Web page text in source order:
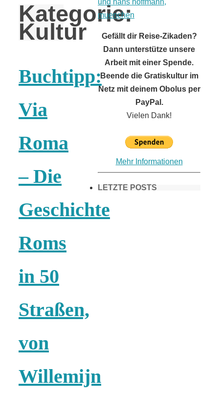
Kategorie:
Kultur
Buchtipp:
Via
Roma
– Die
Geschichte
Roms
in 50
Straßen,
von
Willemijn
Gefällt dir Reise-Zikaden?
Dann unterstütze unsere
Arbeit mit einer Spende.
Beende die Gratiskultur im
Netz mit deinem Obolus per
PayPal.
Vielen Dank!
Mehr Informationen
LETZTE POSTS